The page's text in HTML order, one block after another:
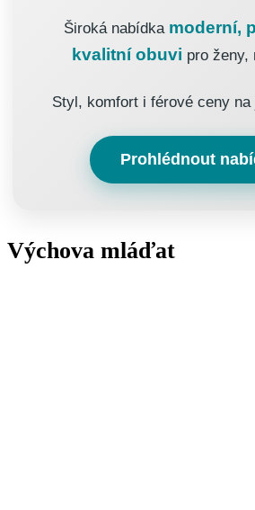
Široká nabídka moderní,
kvalitní obuvi pro ženy,
Styl, komfort i férové ceny na
Prohlédnout
Výchova mláďat